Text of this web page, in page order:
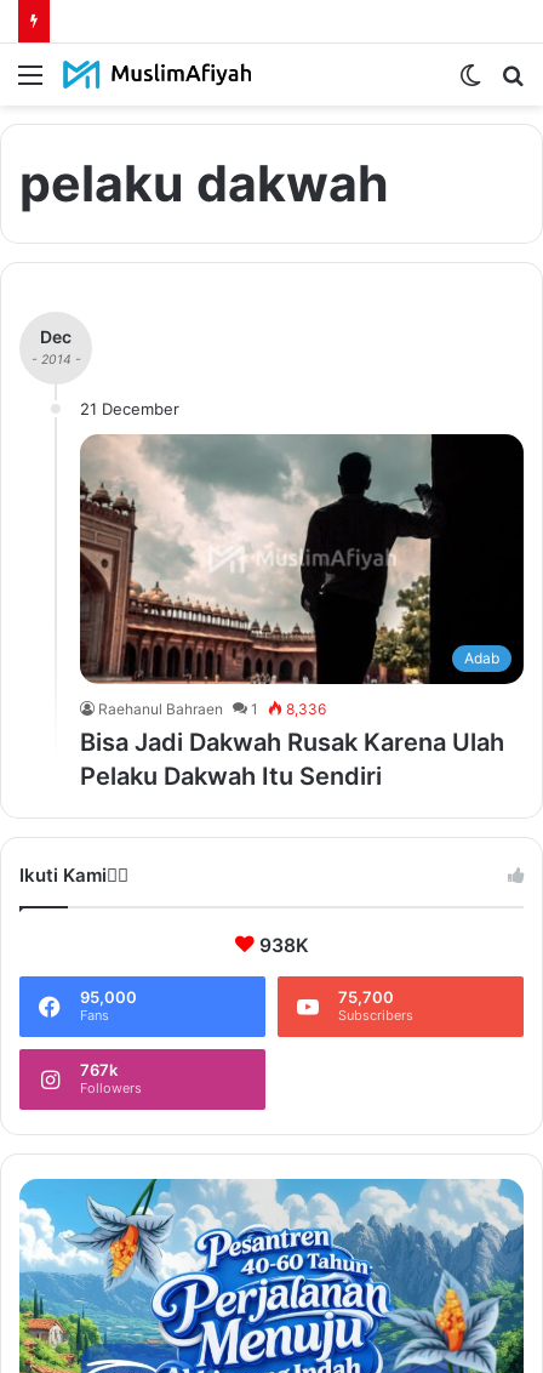
Menu
Switch
pelaku dakwah
Dec
- 2014 -
21 December
Adab
Raehanul Bahraen 1 8,336
Bisa Jadi Dakwah Rusak Karena Ulah
Pelaku Dakwah Itu Sendiri
Ikuti Kami❤️‍🔥
938K
95,000
Fans
75,700
Subscribers
767k
Followers